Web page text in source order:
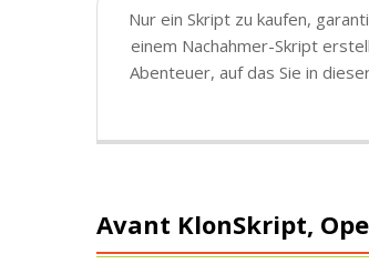
Nur ein Skript zu kaufen,
einem Nachahmer-Skript
Abenteuer, auf das Sie in
Avant KlonSkript,